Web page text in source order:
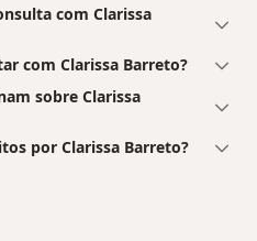
com Clarissa
com Clarissa Barreto?
sobre Clarissa
por Clarissa Barreto?